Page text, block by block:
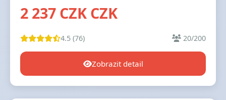
2 237 CZK CZK
4.5 (76) 20/200
Zobrazit detail